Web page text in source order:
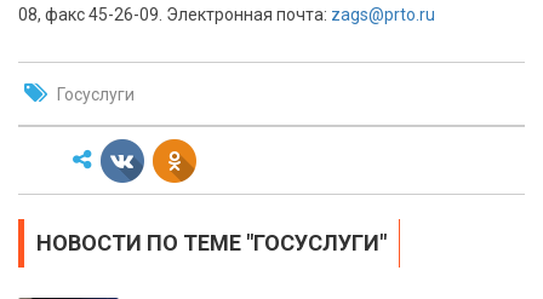
08, факс 45-26-09. Электронная почта: zags@prto.ru
Госуслуги
НОВОСТИ ПО ТЕМЕ "ГОСУСЛУГИ"